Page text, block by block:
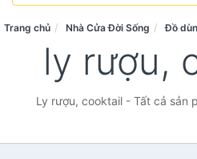
Trang chủ Nhà Cửa Đời Sống Đồ
ly rượu,
Ly rượu, cooktail - Tất cả sản